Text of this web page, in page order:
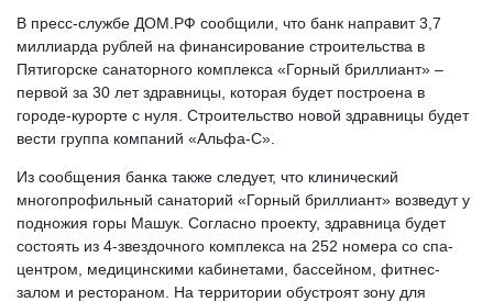
В пресс-службе ДОМ.РФ сообщили, что банк направит 3,7
миллиарда рублей на финансирование строительства в
Пятигорске санаторного комплекса «Горный бриллиант» –
первой за 30 лет здравницы, которая будет построена в
городе-курорте с нуля. Строительство новой здравницы будет
вести группа компаний «Альфа-С».
Из сообщения банка также следует, что клинический
многопрофильный санаторий «Горный бриллиант» возведут у
подножия горы Машук. Согласно проекту, здравница будет
состоять из 4-звездочного комплекса на 252 номера со спа-
центром, медицинскими кабинетами, бассейном, фитнес-
залом и рестораном. На территории обустроят зону для